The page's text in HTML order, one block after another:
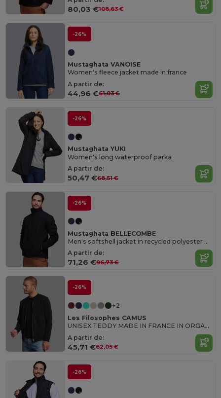
80,03 €108,63 €
-26%
Mustaghata VANOISE
Women's fleece jacket made in france
A partir de:
44,96 €61,03 €
-26%
Mustaghata YUKI
Women's long waterproof parka
A partir de:
50,47 €68,51 €
-26%
Mustaghata BELLECOMBE
Men's softshell jacket in recycled polyester Made in France
A partir de:
71,26 €96,73 €
-26%
+2
Les Filosophes CAMUS
UNISEX TEDDY MADE IN FRANCE IN ORGANIC COTTON
A partir de:
45,71 €62,05 €
-26%